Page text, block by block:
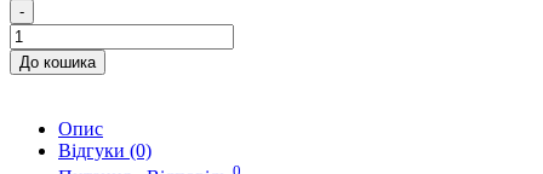
-
До кошика
Опис
Відгуки (0)